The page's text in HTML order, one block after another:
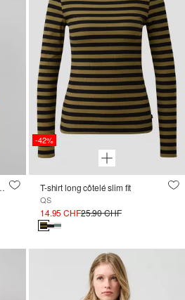
et ourlet arrondi
-42%
T-shirt long côtelé slim fit
QS
14.95 CHF25.90 CHF